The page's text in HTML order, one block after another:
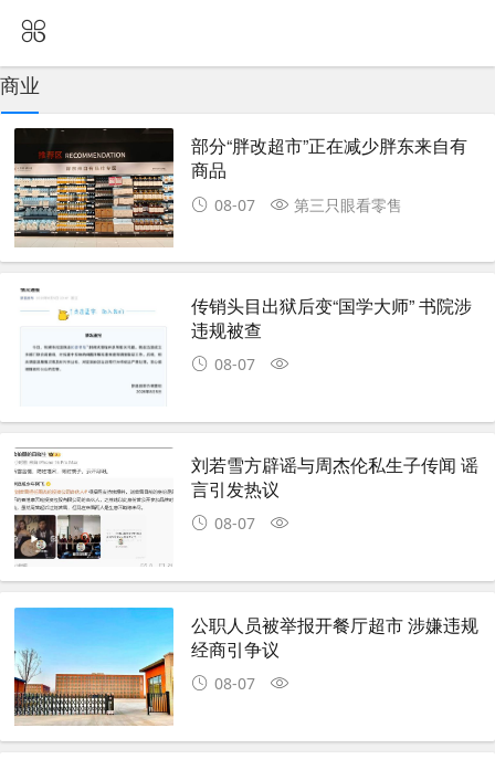
商业
部分“胖改超市”正在减少胖东来自有
商品
08-07 第三只眼看零售
传销头目出狱后变“国学大师” 书院涉
违规被查
08-07
刘若雪方辟谣与周杰伦私生子传闻 谣
言引发热议
08-07
公职人员被举报开餐厅超市 涉嫌违规
经商引争议
08-07